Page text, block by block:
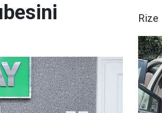
Rize